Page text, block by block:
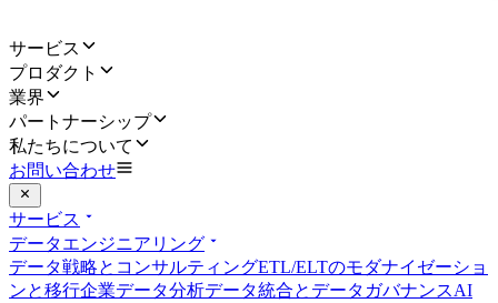
サービス
プロダクト
業界
パートナーシップ
私たちについて
お問い合わせ
サービス
データエンジニアリング
データ戦略とコンサルティングETL/ELTのモダナイゼーショ
ンと移行企業データ分析データ統合とデータガバナンスAI